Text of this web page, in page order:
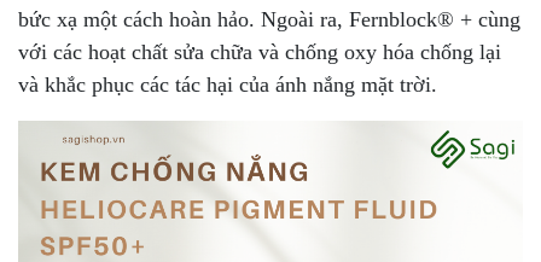
bức xạ một cách hoàn hảo. Ngoài ra, Fernblock® + cùng
với các hoạt chất sửa chữa và chống oxy hóa chống lại
và khắc phục các tác hại của ánh nắng mặt trời.